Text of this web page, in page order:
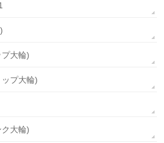
大輪)
プ大輪)
大輪)